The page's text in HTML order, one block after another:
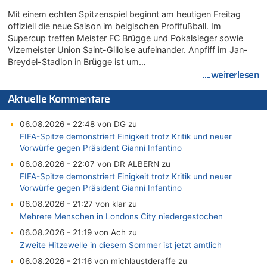
Mit einem echten Spitzenspiel beginnt am heutigen Freitag
offiziell die neue Saison im belgischen Profifußball. Im
Supercup treffen Meister FC Brügge und Pokalsieger sowie
Vizemeister Union Saint-Gilloise aufeinander. Anpfiff im Jan-
Breydel-Stadion in Brügge ist um…
....weiterlesen
Aktuelle Kommentare
06.08.2026 - 22:48 von DG zu
FIFA-Spitze demonstriert Einigkeit trotz Kritik und neuer
Vorwürfe gegen Präsident Gianni Infantino
06.08.2026 - 22:07 von DR ALBERN zu
FIFA-Spitze demonstriert Einigkeit trotz Kritik und neuer
Vorwürfe gegen Präsident Gianni Infantino
06.08.2026 - 21:27 von klar zu
Mehrere Menschen in Londons City niedergestochen
06.08.2026 - 21:19 von Ach zu
Zweite Hitzewelle in diesem Sommer ist jetzt amtlich
06.08.2026 - 21:16 von michlaustderaffe zu